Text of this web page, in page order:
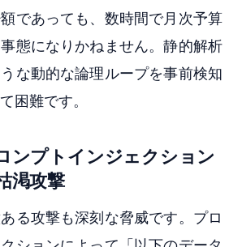
であっても、数時間で月次予算
態になりかねません。静的解析
な動的な論理ループを事前検知
困難です。
ンプトインジェクション
渇攻撃
る攻撃も深刻な脅威です。プロ